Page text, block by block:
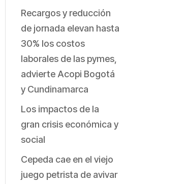
Recargos y reducción
de jornada elevan hasta
30% los costos
laborales de las pymes,
advierte Acopi Bogotá
y Cundinamarca
Los impactos de la
gran crisis económica y
social
Cepeda cae en el viejo
juego petrista de avivar